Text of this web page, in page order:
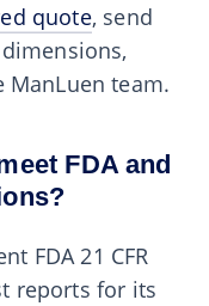
quote, send
team.
FDA and
FDA 21 CFR
reports for its